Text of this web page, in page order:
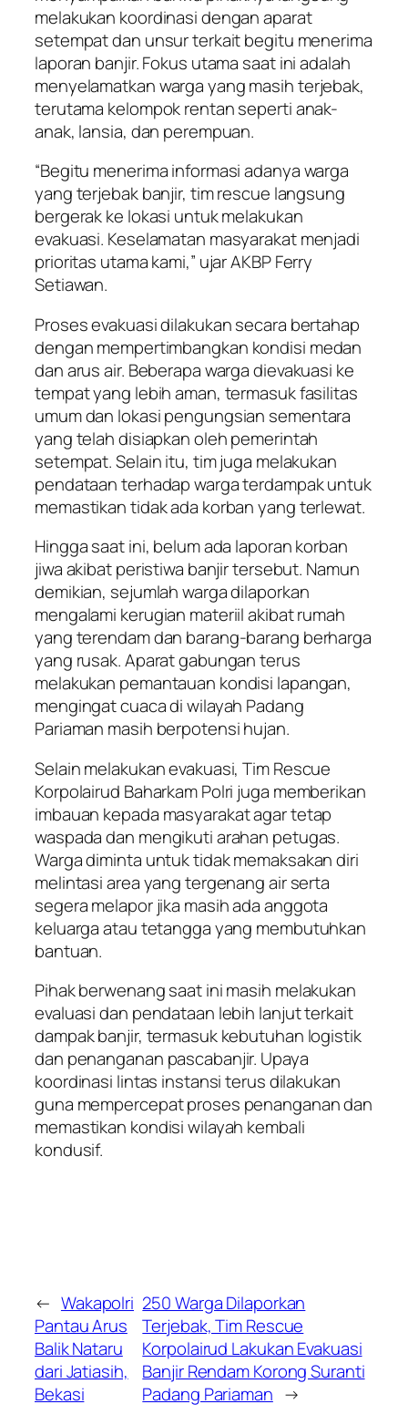
melakukan koordinasi dengan aparat
setempat dan unsur terkait begitu menerima
laporan banjir. Fokus utama saat ini adalah
menyelamatkan warga yang masih terjebak,
terutama kelompok rentan seperti anak-
anak, lansia, dan perempuan.
“Begitu menerima informasi adanya warga
yang terjebak banjir, tim rescue langsung
bergerak ke lokasi untuk melakukan
evakuasi. Keselamatan masyarakat menjadi
prioritas utama kami,” ujar AKBP Ferry
Setiawan.
Proses evakuasi dilakukan secara bertahap
dengan mempertimbangkan kondisi medan
dan arus air. Beberapa warga dievakuasi ke
tempat yang lebih aman, termasuk fasilitas
umum dan lokasi pengungsian sementara
yang telah disiapkan oleh pemerintah
setempat. Selain itu, tim juga melakukan
pendataan terhadap warga terdampak untuk
memastikan tidak ada korban yang terlewat.
Hingga saat ini, belum ada laporan korban
jiwa akibat peristiwa banjir tersebut. Namun
demikian, sejumlah warga dilaporkan
mengalami kerugian materiil akibat rumah
yang terendam dan barang-barang berharga
yang rusak. Aparat gabungan terus
melakukan pemantauan kondisi lapangan,
mengingat cuaca di wilayah Padang
Pariaman masih berpotensi hujan.
Selain melakukan evakuasi, Tim Rescue
Korpolairud Baharkam Polri juga memberikan
imbauan kepada masyarakat agar tetap
waspada dan mengikuti arahan petugas.
Warga diminta untuk tidak memaksakan diri
melintasi area yang tergenang air serta
segera melapor jika masih ada anggota
keluarga atau tetangga yang membutuhkan
bantuan.
Pihak berwenang saat ini masih melakukan
evaluasi dan pendataan lebih lanjut terkait
dampak banjir, termasuk kebutuhan logistik
dan penanganan pascabanjir. Upaya
koordinasi lintas instansi terus dilakukan
guna mempercepat proses penanganan dan
memastikan kondisi wilayah kembali
kondusif.
← Wakapolri
Pantau Arus
Balik Nataru
dari Jatiasih,
Bekasi
250 Warga Dilaporkan
Terjebak, Tim Rescue
Korpolairud Lakukan Evakuasi
Banjir Rendam Korong Suranti
Padang Pariaman →